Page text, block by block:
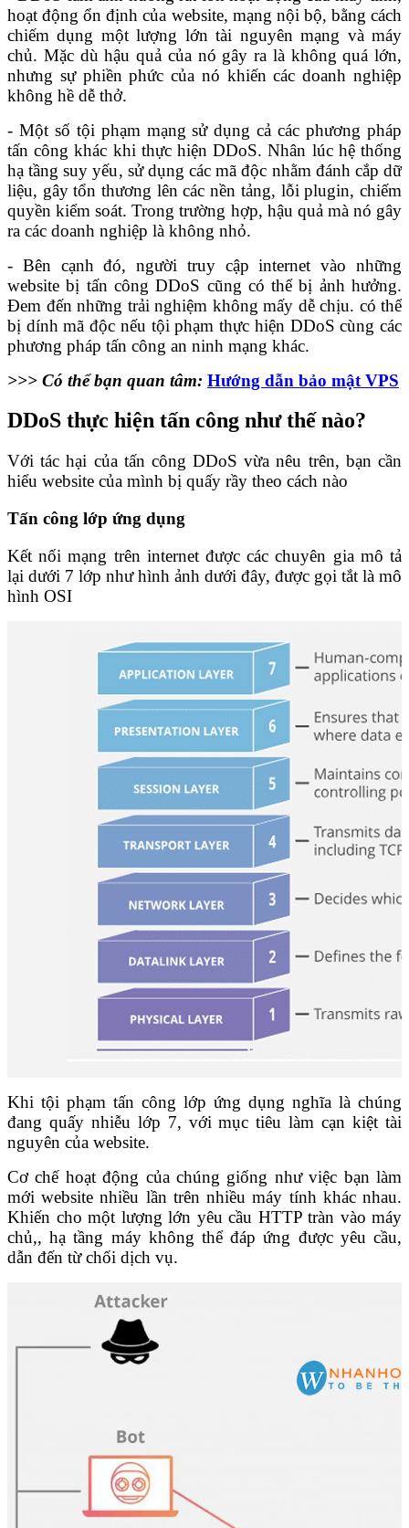
hoạt động ổn định của website, mạng nội bộ, bằng cách
chiếm dụng một lượng lớn tài nguyên mạng và máy
chủ. Mặc dù hậu quả của nó gây ra là không quá lớn,
nhưng sự phiền phức của nó khiến các doanh nghiệp
không hề dễ thở.
- Một số tội phạm mạng sử dụng cả các phương pháp
tấn công khác khi thực hiện DDoS. Nhân lúc hệ thống
hạ tầng suy yếu, sử dụng các mã độc nhằm đánh cắp dữ
liệu, gây tổn thương lên các nền tảng, lỗi plugin, chiếm
quyền kiểm soát. Trong trường hợp, hậu quả mà nó gây
ra các doanh nghiệp là không nhỏ.
- Bên cạnh đó, người truy cập internet vào những
website bị tấn công DDoS cũng có thể bị ảnh hưởng.
Đem đến những trải nghiệm không mấy dễ chịu. có thể
bị dính mã độc nếu tội phạm thực hiện DDoS cùng các
phương pháp tấn công an ninh mạng khác.
>>> Có thể bạn quan tâm: Hướng dẫn bảo mật VPS
DDoS thực hiện tấn công như thế nào?
Với tác hại của tấn công DDoS vừa nêu trên, bạn cần
hiểu website của mình bị quấy rầy theo cách nào
Tấn công lớp ứng dụng
Kết nối mạng trên internet được các chuyên gia mô tả
lại dưới 7 lớp như hình ảnh dưới đây, được gọi tắt là mô
hình OSI
Khi tội phạm tấn công lớp ứng dụng nghĩa là chúng
đang quấy nhiễu lớp 7, với mục tiêu làm cạn kiệt tài
nguyên của website.
Cơ chế hoạt động của chúng giống như việc bạn làm
mới website nhiều lần trên nhiều máy tính khác nhau.
Khiến cho một lượng lớn yêu cầu HTTP tràn vào máy
chủ,, hạ tầng máy không thể đáp ứng được yêu cầu,
dẫn đến từ chối dịch vụ.